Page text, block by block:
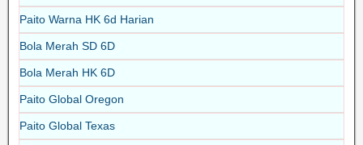
Paito Warna HK 6d Harian
Bola Merah SD 6D
Bola Merah HK 6D
Paito Global Oregon
Paito Global Texas